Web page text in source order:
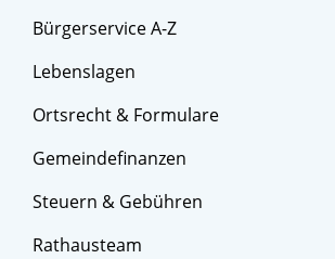
Bürgerservice A-Z
Lebenslagen
Ortsrecht & Formulare
Gemeindefinanzen
Steuern & Gebühren
Rathausteam